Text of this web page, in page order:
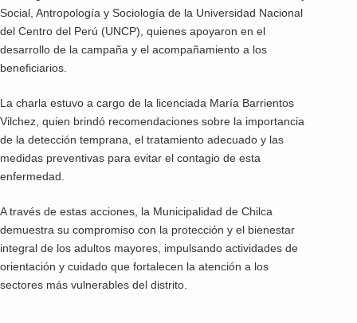
Social, Antropología y Sociología de la Universidad Nacional
del Centro del Perú (UNCP), quienes apoyaron en el
desarrollo de la campaña y el acompañamiento a los
beneficiarios.
La charla estuvo a cargo de la licenciada María Barrientos
Vilchez, quien brindó recomendaciones sobre la importancia
de la detección temprana, el tratamiento adecuado y las
medidas preventivas para evitar el contagio de esta
enfermedad.
A través de estas acciones, la Municipalidad de Chilca
demuestra su compromiso con la protección y el bienestar
integral de los adultos mayores, impulsando actividades de
orientación y cuidado que fortalecen la atención a los
sectores más vulnerables del distrito.